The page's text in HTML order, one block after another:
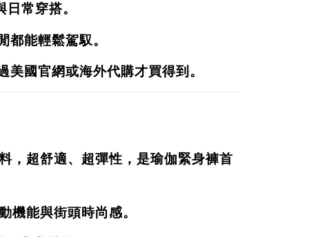
常穿搭。
能輕鬆駕馭。
美國官網或海外代購才買得到。
，超舒適、超彈性，是瑜伽緊身褲首
機能與街頭時尚感。